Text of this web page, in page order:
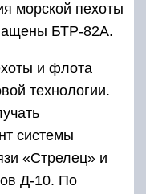
морской пехоты
БТР-82А.
и флота
технологии.
системы
«Стрелец» и
Д-10. По